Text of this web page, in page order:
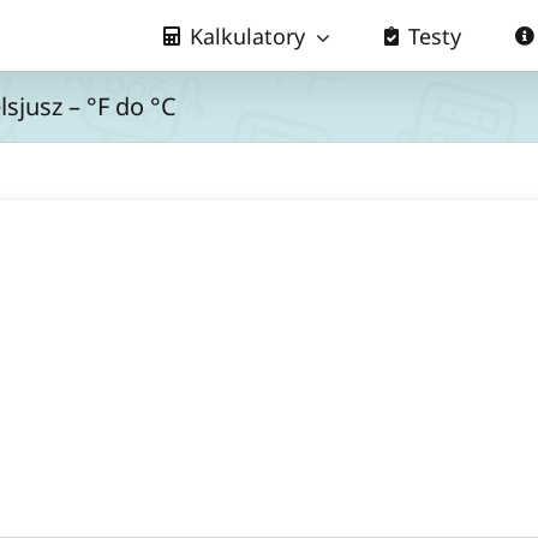
Kalkulatory Testy
– °F do °C